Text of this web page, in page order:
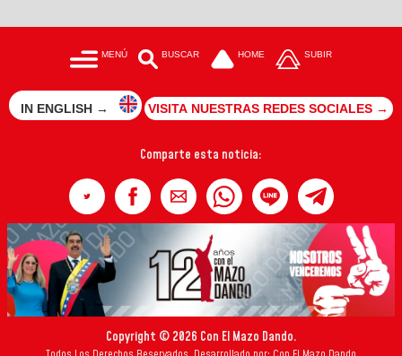
MENÚ BUSCAR HOME SUBIR
IN ENGLISH → VISITA NUESTRAS REDES SOCIALES →
Comparte esta noticia:
Copyright © 2026 Con El Mazo Dando.